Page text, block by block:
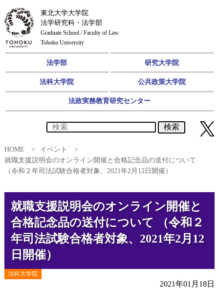
東北大学大学院
法学研究科・法学部
Graduate School / Faculty of Law
Tohoku University
法学部 研究大学院
法科大学院 公共政策大学院
法政実務教育研究センター
検索
HOME
イベント
就職支援説明会のオンライン開催と合格記念品の送付について
（令和２年司法試験合格者対象、2021年2月12日開催）
就職支援説明会のオンライン開催と
合格記念品の送付について （令和２
年司法試験合格者対象、2021年2月12
日開催）
法科大学院
2021年01月18日